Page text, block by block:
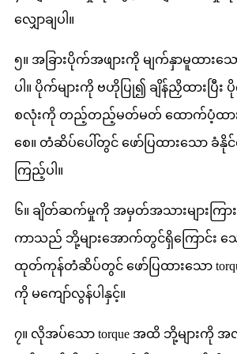
လျှောချပါ။
၅။ အခြားပိုက်အဖျားကို မျက်နှာမူထား
ပါ။ ပိုက်များကို ဗဟိုပြု၍ ချိန်ညှိထားပြီး
စလုံးကို တည့်တည့်မတ်မတ် ထောက်ပံ့ထားကြ
စေ။ တံဆိပ်ပေါ်တွင် ဖော်ပြထားသော ခံ
ကြည့်ပါ။
၆။ ချိတ်ဆက်မှုကို အမှတ်အသားများကြား
ကာသည် ဘို့များအောက်တွင်ရှိကြောင်း သေ
ထုတ်ကုန်တံဆိပ်တွင် ဖော်ပြထားသော
ကို မကျော်လွန်ပါနှင့်။
၇။ လိုအပ်သော torque အထိ ဘို့များကို